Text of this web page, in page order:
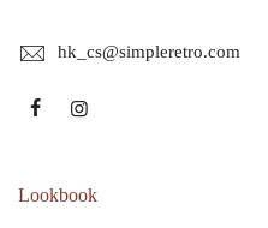
hk_cs@simpleretro.com
Lookbook